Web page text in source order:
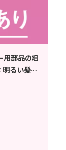
用部品の組
るい髪色